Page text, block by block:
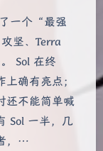
一个“最强
坚、Terra
Sol 在终
确有亮点；
还不能简单喊
Sol 一半，几
，…